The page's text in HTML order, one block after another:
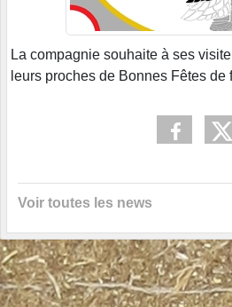
La compagnie souhaite à ses
leurs proches de Bonnes Fêtes de
Voir toutes les news